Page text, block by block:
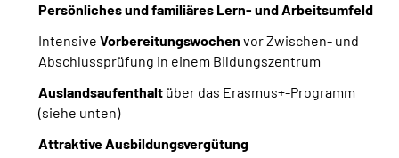
Mein Kundenportal
Persönliches und familiäres Lern- und Arbeitsumfeld
Intensive Vorbereitungswochen vor Zwischen- und
Abschlussprüfung in einem Bildungszentrum
Auslandsaufenthalt über das Erasmus+-Programm
(siehe unten)
Attraktive Ausbildungsvergütung